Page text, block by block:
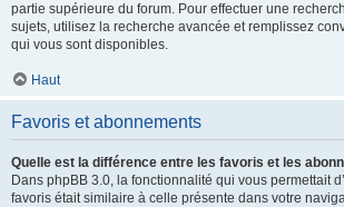
partie supérieure du forum. Pour effectuer une
sujets, utilisez la recherche avancée et remplissez
qui vous sont disponibles.
Haut
Favoris et abonnements
Quelle est la différence entre les favoris et les
Dans phpBB 3.0, la fonctionnalité qui vous permettait
favoris était similaire à celle présente dans votre